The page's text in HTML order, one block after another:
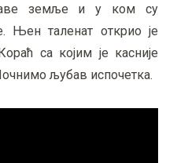
земље и у ком су
Њен таленат открио је
са којим је касније
љубав испочетка.